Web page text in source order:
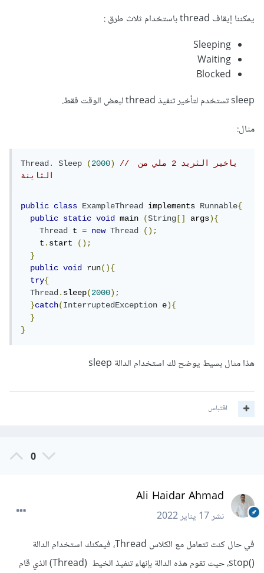
يمكننا إيقاف thread باستخدام ثلاث طرق :
Sleeping
Waiting
Blocked
sleep تستخدم لتأخير تنفيذ thread لبعض الوقت فقط.
مثال:
Thread. Sleep (2000)
// ياخير الثريد 2 ملي من
الثاينة
public class ExampleThread implements Runnable{
public
static void main (String [] args){
Thread t = new Thread
();
    t
.start ();
}
public
void run(){
try{
Thread.sleep(2000);
}catch(InterruptedException e){
}
}
هذا مثال بسيط يوضح لك استخدام الدالة sleep
اقتباس
0
Ali Haidar Ahmad
نشر17 يناير 2022
في حال كنت تتعامل مع الكلاس Thread، فيمكنك استخدام الدالة
()stop، حيث تقوم هذه الدالة بإنهاء تنفيذ الخيط (Thread) الذي قام